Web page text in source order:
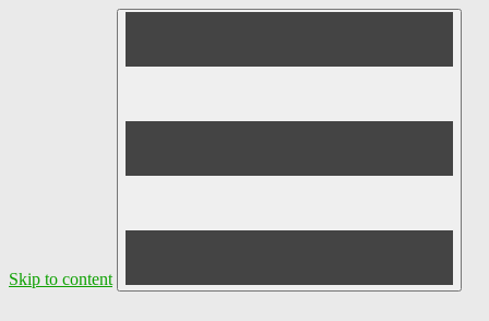
Skip to content